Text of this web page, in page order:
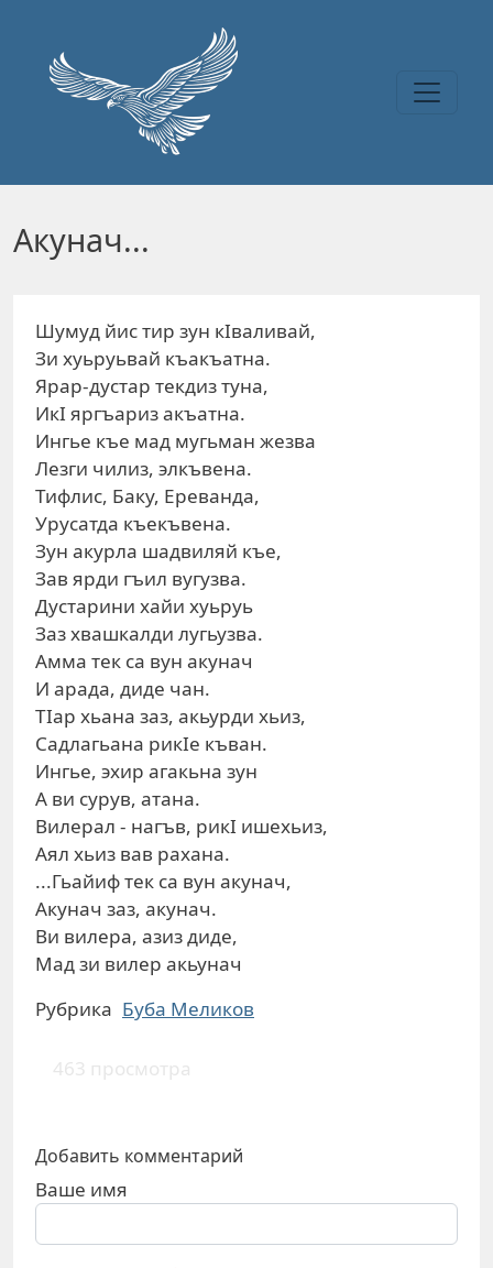
Акунач...
Шумуд йис тир зун кIваливай,
Зи хуьруьвай къакъатна.
Ярар-дустар текдиз туна,
ИкI яргъариз акъатна.
Ингье къе мад мугьман жезва
Лезги чилиз, элкъвена.
Тифлис, Баку, Ереванда,
Урусатда къекъвена.
Зун акурла шадвиляй къе,
Зав ярди гъил вугузва.
Дустарини хайи хуьруь
Заз хвашкалди лугьузва.
Амма тек са вун акунач
И арада, диде чан.
ТIар хьана заз, акьурди хьиз,
Садлагьана рикIе къван.
Ингье, эхир агакьна зун
А ви сурув, атана.
Вилерал - нагъв, рикI ишехьиз,
Аял хьиз вав рахана.
...Гьайиф тек са вун акунач,
Акунач заз, акунач.
Ви вилера, азиз диде,
Мад зи вилер акьунач
Рубрика Буба Меликов
463 просмотра
Добавить комментарий
Ваше имя